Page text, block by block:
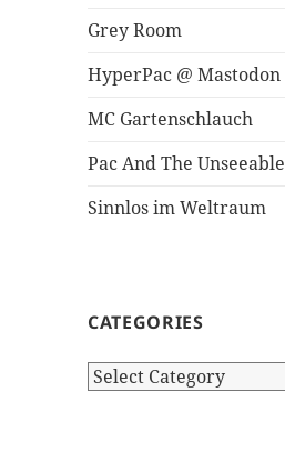
Grey Room
HyperPac @ Mastodon
MC Gartenschlauch
Pac And The Unseeable
Sinnlos im Weltraum
CATEGORIES
Categories